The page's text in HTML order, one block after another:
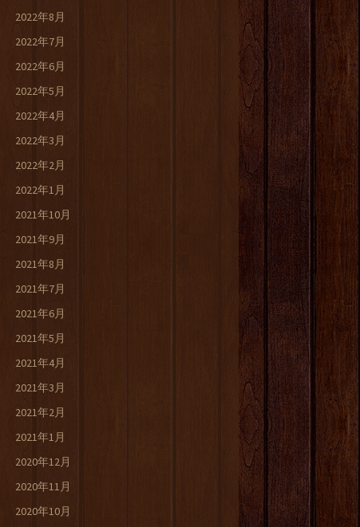
2022年8月
2022年7月
2022年6月
2022年5月
2022年4月
2022年3月
2022年2月
2022年1月
2021年10月
2021年9月
2021年8月
2021年7月
2021年6月
2021年5月
2021年4月
2021年3月
2021年2月
2021年1月
2020年12月
2020年11月
2020年10月